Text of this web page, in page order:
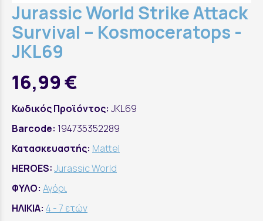
Jurassic World Strike Attack
Survival – Kosmoceratops -
JKL69
16,99 €
Κωδικός Προϊόντος: JKL69
Barcode: 194735352289
Κατασκευαστής: Mattel
HEROES:Jurassic World
ΦΥΛΟ: Αγόρι
ΗΛΙΚΙΑ: 4 - 7 ετών